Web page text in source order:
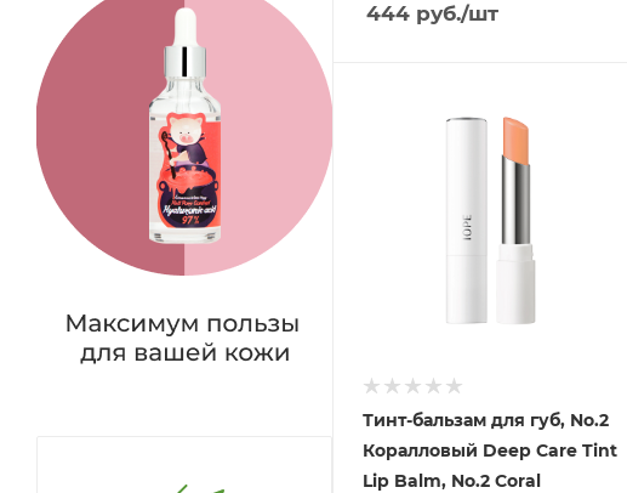
444 руб./шт
Тинт-бальзам для губ, No.2
Коралловый Deep Care Tint
Lip Balm, No.2 Coral